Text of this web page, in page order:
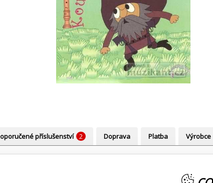
příslušenství 2 Doprava Platba Výrobce
písniček s doprovodem upravených pro soprán. zobc. fl. + CD
a známých českých pohádkových písniček. Stejně jako